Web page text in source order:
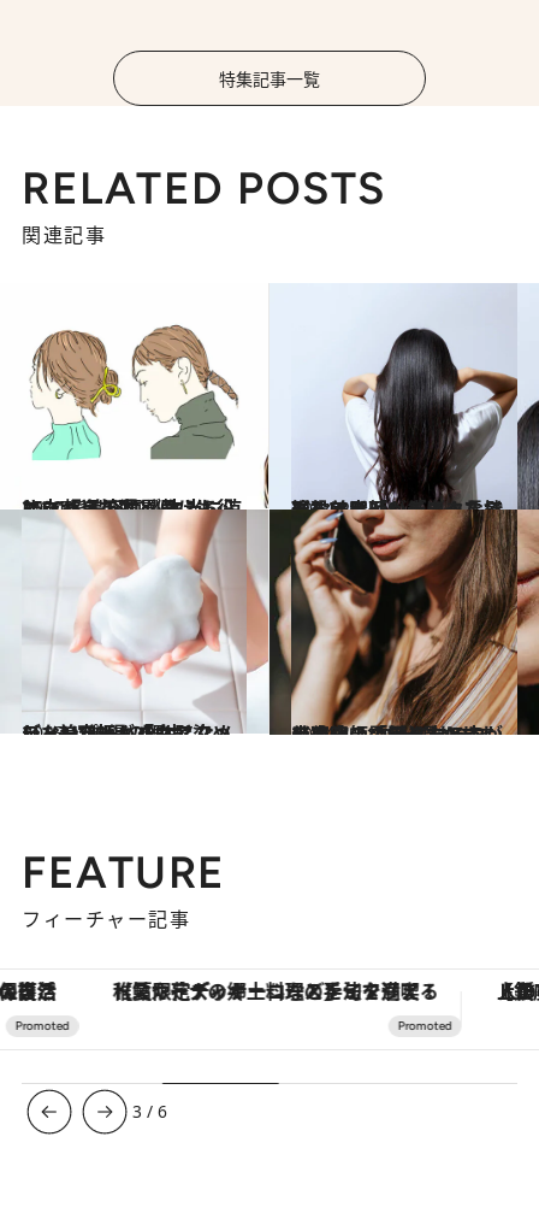
特集記事一覧
RELATED POSTS
関連記事
2024.8.3
35℃超えの猛暑日にも役に立つ 美容師が教える、オシャレだけど“本当に涼しい”髪型6選
コミック ＆ エッセイ 2024.2.4
現役美容師が告白！ ぶっちゃけ「いちばん長持ちする髪形」「ラクな髪形」は？【レディース篇】
ビューティ＆ヘルス
2023.10.29
デメリットも少なくない…美容師が「白髪染めシャンプー」をオススメしない“納得の理由”
ビューティ＆ヘルス 2024.4.21
美容院の「5分遅れます」の連絡、電話したほうがいい？ しなくていい？〈美容師の働き方と本音〉
ビューティ＆ヘルス
FEATURE
フィーチャー記事
【夏限定ディナーコース】旬を迎える稚鮎や花ズッキーニなどをイタリア・トスカーナの郷土料理の手法で満喫！ 【銀座で出合う最旬美容】美髪ケアや
3 /6